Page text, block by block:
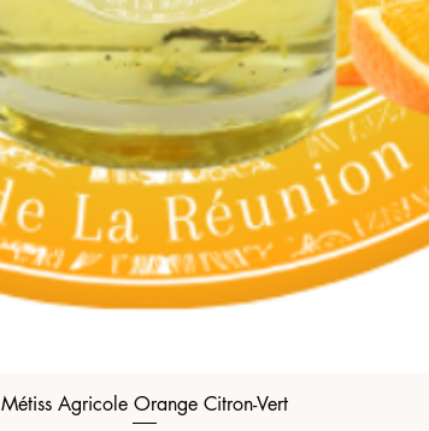
Métiss Agricole Orange Citron-Vert